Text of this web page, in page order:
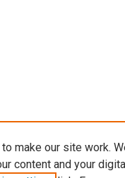
make our site work.
content and your